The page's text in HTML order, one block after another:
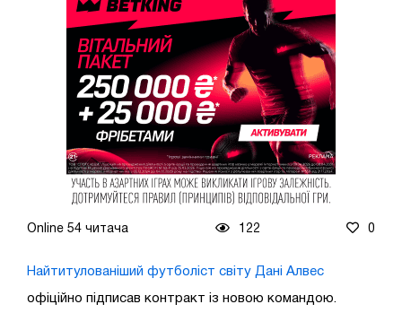
Online 54 читача 122 0
Найтитулованіший футболіст світу Дані Алвес
офіційно підписав контракт із новою командою.